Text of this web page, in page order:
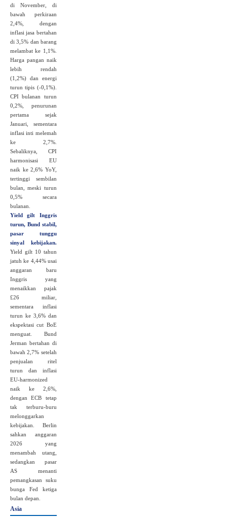
di November, di
bawah perkiraan
2,4%, dengan
inflasi jasa bertahan
di 3,5% dan barang
melambat ke 1,1%.
Harga pangan naik
lebih rendah
(1,2%) dan energi
turun tipis (-0,1%).
CPI bulanan turun
0,2%, penurunan
pertama sejak
Januari, sementara
inflasi inti melemah
ke 2,7%.
Sebaliknya, CPI
harmonisasi EU
naik ke 2,6% YoY,
tertinggi sembilan
bulan, meski turun
0,5% secara
bulanan.
Yield gilt Inggris
turun, Bund stabil,
pasar tunggu
sinyal kebijakan.
Yield gilt 10 tahun
jatuh ke 4,44% usai
anggaran baru
Inggris yang
menaikkan pajak
£26 miliar,
sementara inflasi
turun ke 3,6% dan
ekspektasi cut BoE
menguat. Bund
Jerman bertahan di
bawah 2,7% setelah
penjualan ritel
turun dan inflasi
EU-harmonized
naik ke 2,6%,
dengan ECB tetap
tak terburu-buru
melonggarkan
kebijakan. Berlin
sahkan anggaran
2026 yang
menambah utang,
sedangkan pasar
AS menanti
pemangkasan suku
bunga Fed ketiga
bulan depan.
Asia